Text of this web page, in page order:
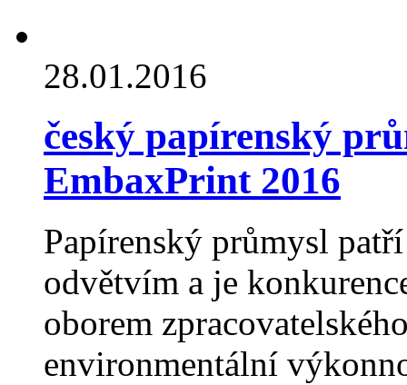
28.01.2016
český papírenský
EmbaxPrint 2016
Papírenský průmysl
odvětvím a je
oborem
environmentální